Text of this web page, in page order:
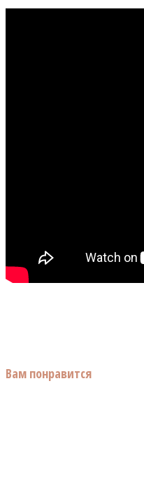
Вам понравится